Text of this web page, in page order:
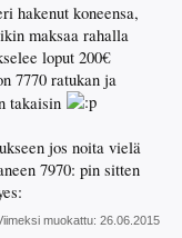
hakenut koneensa,
maksaa rahalla
loput 200€
7770 ratukan ja
takaisin
jos noita vielä
7970: pin sitten
muokattu: 26.06.2015